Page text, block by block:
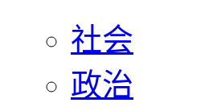
社会
政治